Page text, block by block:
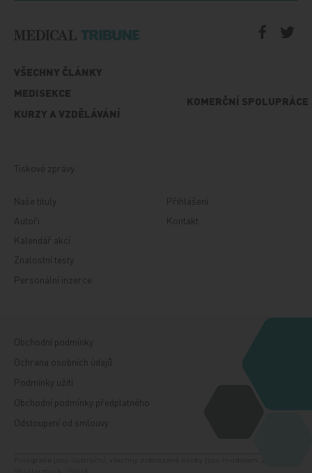
VŠECHNY ČLÁNKY
MEDISEKCE
KURZY A VZDĚLÁVÁNÍ
KOMERČNÍ SPOLUPRÁCE
Tiskové zprávy
Naše tituly
Autoři
Kalendář akcí
Znalostní testy
Personální inzerce
Přihlášení
Kontakt
Obchodní podmínky
Ochrana osobních údajů
Podmínky užití
Obchodní podmínky předplatného
Odstoupení od smlouvy